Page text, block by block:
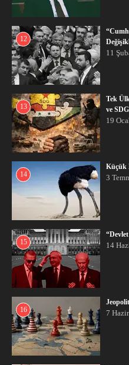
12
11
13
Tek
ve
19
14
Küçük
3
15 14
16 7